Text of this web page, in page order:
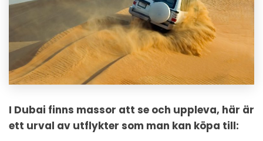
I Dubai finns massor att se och uppleva, här är
ett urval av utflykter som man kan köpa till: